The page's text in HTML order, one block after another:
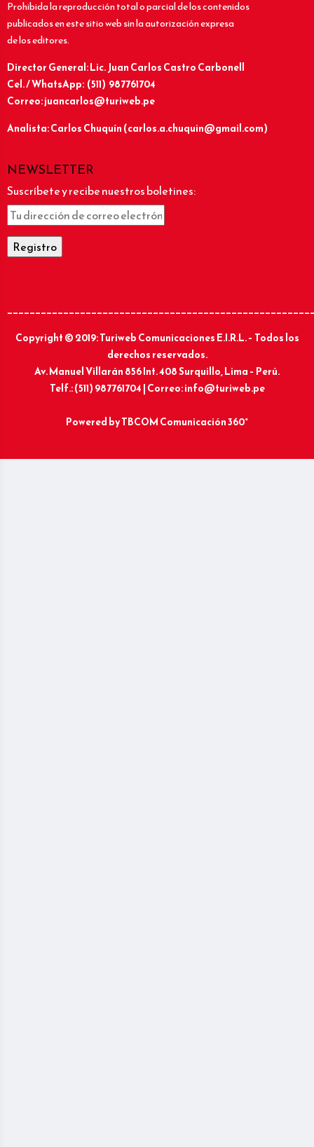
Prohibida la reproducción total o parcial de los contenidos
publicados en este sitio web sin la autorización expresa
de los editores.
Director General: Lic.Juan Carlos Castro Carbonell
Cel. / WhatsApp: (511) 987761704
Correo: juancarlos@turiweb.pe
Analista: Carlos Chuquín (carlos.a.chuquin@gmail.com)
NEWSLETTER
Suscríbete y recibe nuestros boletines:
Copyright © 2019: Turiweb Comunicaciones E.I.R.L. – Todos los
derechos reservados.
Av. Manuel Villarán 856 Int. 408 Surquillo, Lima – Perú.
Telf.: (511) 987761704 | Correo: info@turiweb.pe
Powered byTBCOM Comunicación 360°